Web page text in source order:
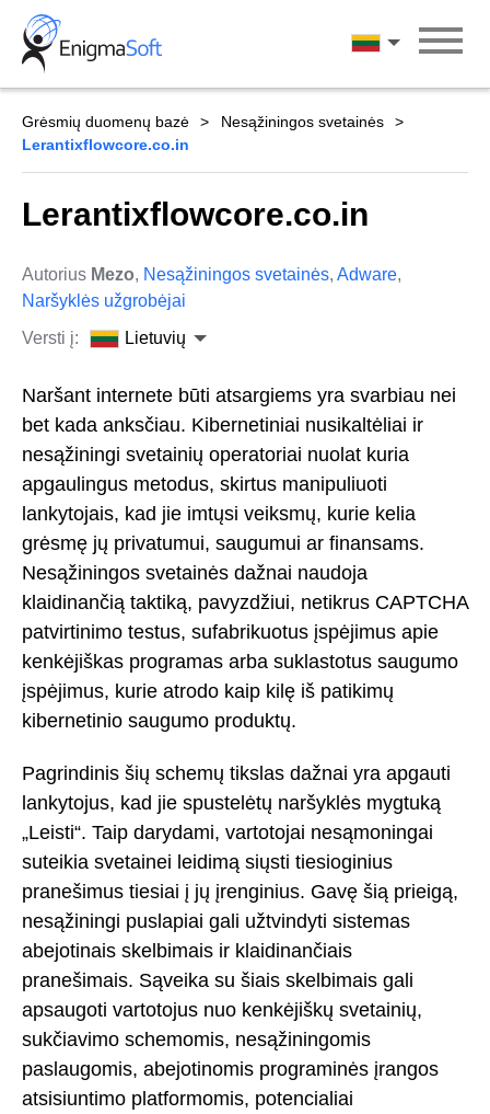
Skip
content
Lietuvių
Grėsmių duomenų bazė
Nesąžiningos svetainės
Lerantixflowcore.co.in
Lerantixflowcore.co.in
Autorius Mezo, Nesąžiningos svetainės, Adware,
Naršyklės užgrobėjai
Versti į:
Lietuvių
Naršant internete būti atsargiems yra svarbiau nei
bet kada anksčiau. Kibernetiniai nusikaltėliai ir
nesąžiningi svetainių operatoriai nuolat kuria
apgaulingus metodus, skirtus manipuliuoti
lankytojais, kad jie imtųsi veiksmų, kurie kelia
grėsmę jų privatumui, saugumui ar finansams.
Nesąžiningos svetainės dažnai naudoja
klaidinančią taktiką, pavyzdžiui, netikrus CAPTCHA
patvirtinimo testus, sufabrikuotus įspėjimus apie
kenkėjiškas programas arba suklastotus saugumo
įspėjimus, kurie atrodo kaip kilę iš patikimų
kibernetinio saugumo produktų.
Pagrindinis šių schemų tikslas dažnai yra apgauti
lankytojus, kad jie spustelėtų naršyklės mygtuką
„Leisti“. Taip darydami, vartotojai nesąmoningai
suteikia svetainei leidimą siųsti tiesioginius
pranešimus tiesiai į jų įrenginius. Gavę šią prieigą,
nesąžiningi puslapiai gali užtvindyti sistemas
abejotinais skelbimais ir klaidinančiais
pranešimais. Sąveika su šiais skelbimais gali
apsaugoti vartotojus nuo kenkėjiškų svetainių,
sukčiavimo schemomis, nesąžiningomis
paslaugomis, abejotinomis programinės įrangos
atsisiuntimo platformomis, potencialiai